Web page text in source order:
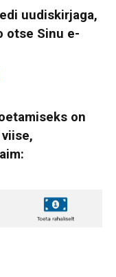
uudiskirjaga,
otse Sinu e-
on